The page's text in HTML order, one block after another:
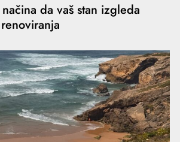
da vaš stan izgleda